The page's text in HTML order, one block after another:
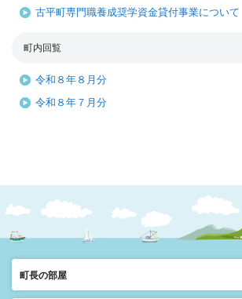
古平町専門職養成奨学資金貸付事業について
町内回覧
令和８年８月分
令和８年７月分
町長の部屋